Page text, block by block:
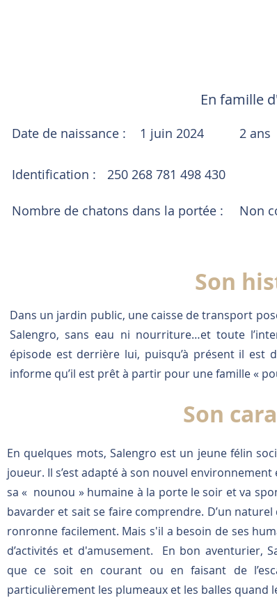
En famille
Date de naissance : 1 juin 2024 2 ans
Identification : 250 268 781 498 430
Nombre de chatons dans la portée : Non
Son
Dans un jardin public, une caisse de transport
Salengro, sans eau ni nourriture…et toute
épisode est derrière lui, puisqu’à présent il est
informe qu’il est prêt à partir pour une famille «
Son
En quelques mots, Salengro est un jeune félin
joueur. Il s’est adapté à son nouvel
sa « nounou » humaine à la porte le soir et va
bavarder et sait se faire comprendre. D’un
ronronne facilement. Mais s'il a besoin de ses
d’activités et d'amusement. En bon aventurier,
que ce soit en courant ou en faisant de
particulièrement les plumeaux et les balles quand